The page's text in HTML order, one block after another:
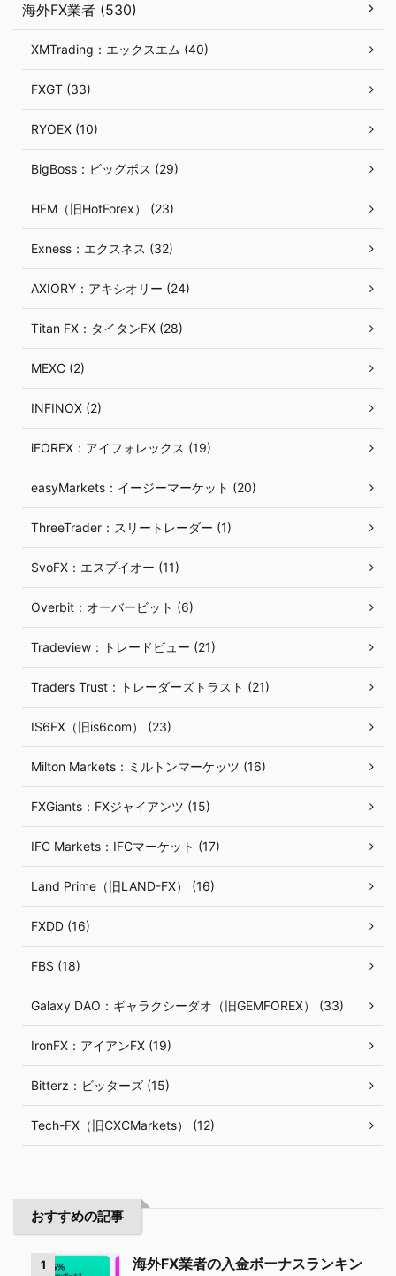
海外FX業者 (530)
XMTrading：エックスエム (40)
FXGT (33)
RYOEX (10)
BigBoss：ビッグボス (29)
HFM（旧HotForex） (23)
Exness：エクスネス (32)
AXIORY：アキシオリー (24)
Titan FX：タイタンFX (28)
MEXC (2)
INFINOX (2)
iFOREX：アイフォレックス (19)
easyMarkets：イージーマーケット (20)
ThreeTrader：スリートレーダー (1)
SvoFX：エスブイオー (11)
Overbit：オーバービット (6)
Tradeview：トレードビュー (21)
Traders Trust：トレーダーズトラスト (21)
IS6FX（旧is6com） (23)
Milton Markets：ミルトンマーケッツ (16)
FXGiants：FXジャイアンツ (15)
IFC Markets：IFCマーケット (17)
Land Prime（旧LAND-FX） (16)
FXDD (16)
FBS (18)
Galaxy DAO：ギャラクシーダオ（旧GEMFOREX） (33)
IronFX：アイアンFX (19)
Bitterz：ビッターズ (15)
Tech-FX（旧CXCMarkets） (12)
おすすめの記事
1
海外FX業者の入金ボーナスランキン